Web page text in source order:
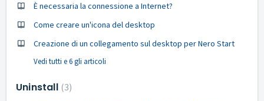
È necessaria la connessione a Internet?
Come creare un'icona del desktop
Creazione di un collegamento sul desktop per Nero Start
Vedi tutti e 6 gli articoli
Uninstall 3